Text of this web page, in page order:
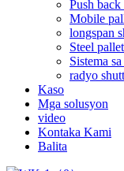
Push back
Mobile
longspan
Steel
Sistema
radyo
Kaso
Mga solusyon
video
Kontaka Kami
Balita